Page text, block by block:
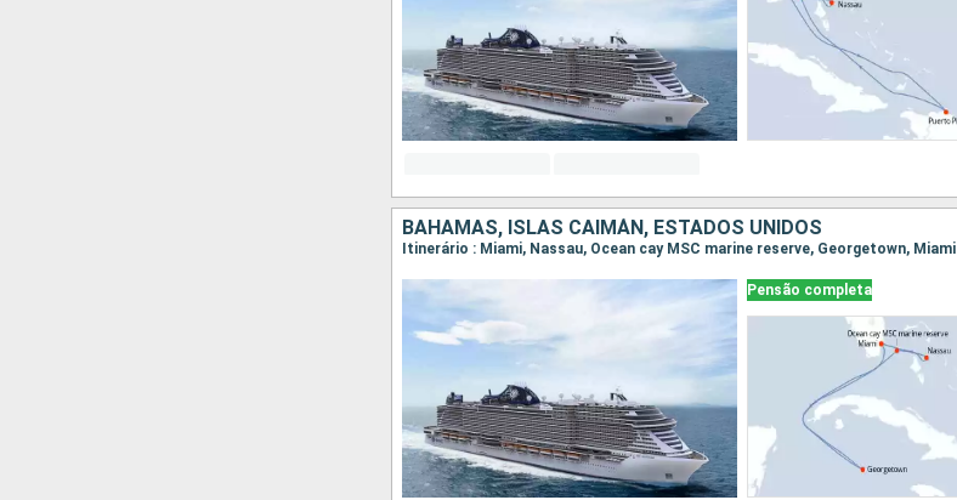
BAHAMAS, ISLAS CAIMÁN, ESTADOS UNIDOS
Itinerário : Miami, Nassau, Ocean cay MSC marine reserve, Georgetown, Miami
Pensão completa